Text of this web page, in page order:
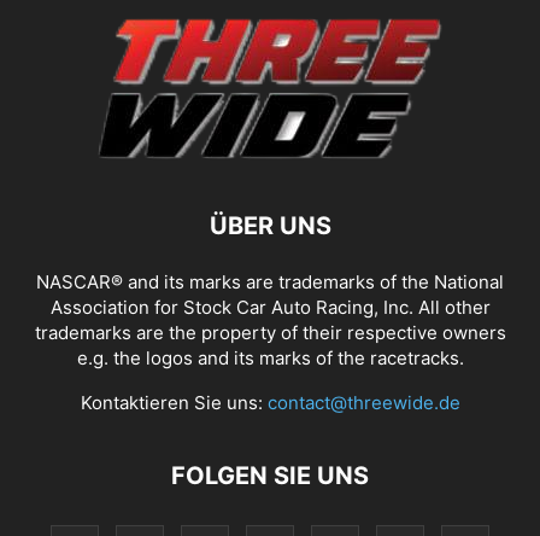
ÜBER UNS
NASCAR® and its marks are trademarks of the National
Association for Stock Car Auto Racing, Inc. All other
trademarks are the property of their respective owners
e.g. the logos and its marks of the racetracks.
Kontaktieren Sie uns: contact@threewide.de
FOLGEN SIE UNS